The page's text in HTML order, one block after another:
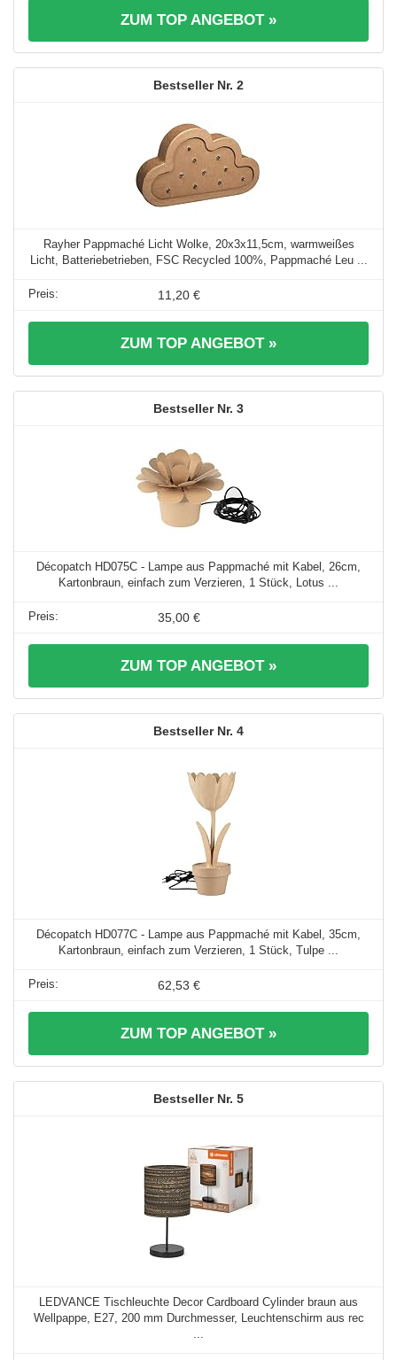
ZUM TOP ANGEBOT »
2
Rayher Pappmaché Licht Wolke, 20x3x11,5cm, warmweißes
Licht, Batteriebetrieben, FSC Recycled 100%, Pappmaché Leu ...
11,20 €
ZUM TOP ANGEBOT »
3
Décopatch HD075C - Lampe aus Pappmaché mit Kabel, 26cm,
Kartonbraun, einfach zum Verzieren, 1 Stück, Lotus ...
35,00 €
ZUM TOP ANGEBOT »
4
Décopatch HD077C - Lampe aus Pappmaché mit Kabel, 35cm,
Kartonbraun, einfach zum Verzieren, 1 Stück, Tulpe ...
62,53 €
ZUM TOP ANGEBOT »
5
LEDVANCE Tischleuchte Decor Cardboard Cylinder braun aus
Wellpappe, E27, 200 mm Durchmesser, Leuchtenschirm aus rec